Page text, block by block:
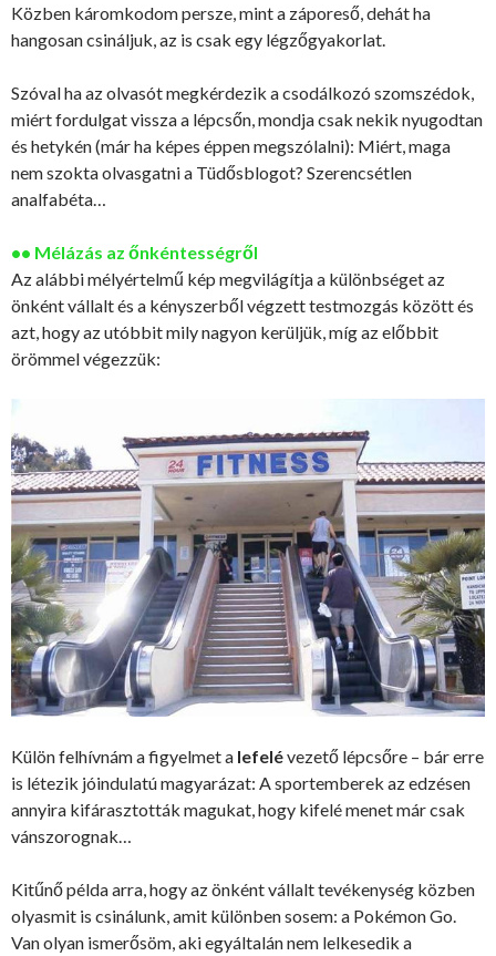
Közben káromkodom persze, mint a záporeső, dehát ha
hangosan csináljuk, az is csak egy légzőgyakorlat.
Szóval ha az olvasót megkérdezik a csodálkozó szomszédok,
miért fordulgat vissza a lépcsőn, mondja csak nekik nyugodtan
és hetykén (már ha képes éppen megszólalni): Miért, maga
nem szokta olvasgatni a Tüdősblogot? Szerencsétlen
analfabéta…
•• Mélázás az őnkéntességről
Az alábbi mélyértelmű kép megvilágítja a különbséget az
önként vállalt és a kényszerből végzett testmozgás között és
azt, hogy az utóbbit mily nagyon kerüljük, míg az előbbit
örömmel végezzük:
Külön felhívnám a figyelmet a lefelévezető lépcsőre – bár erre
is létezik jóindulatú magyarázat: A sportemberek az edzésen
annyira kifárasztották magukat, hogy kifelé menet már csak
vánszorognak…
Kitűnő példa arra, hogy az önként vállalt tevékenység közben
olyasmit is csinálunk, amit különben sosem: a Pokémon Go.
Van olyan ismerősöm, aki egyáltalán nem lelkesedik a